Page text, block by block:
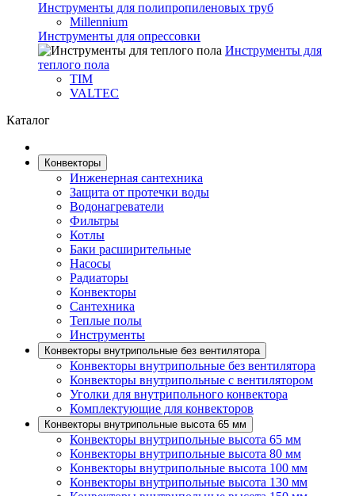
Инструменты для полипропиленовых труб
Millennium
Инструменты для опрессовки
Инструменты для
теплого пола
TIM
VALTEC
Каталог
Конвекторы
Инженерная сантехника
Защита от протечки воды
Водонагреватели
Фильтры
Котлы
Баки расширительные
Насосы
Радиаторы
Конвекторы
Сантехника
Теплые полы
Инструменты
Конвекторы внутрипольные без вентилятора
Конвекторы внутрипольные без вентилятора
Конвекторы внутрипольные с вентилятором
Уголки для внутрипольного конвектора
Комплектующие для конвекторов
Конвекторы внутрипольные высота 65 мм
Конвекторы внутрипольные высота 65 мм
Конвекторы внутрипольные высота 80 мм
Конвекторы внутрипольные высота 100 мм
Конвекторы внутрипольные высота 130 мм